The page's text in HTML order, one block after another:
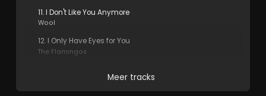
11. I Don't Like You Anymore
Wool
12. I Only Have Eyes for You
The Flamingos
Meer tracks